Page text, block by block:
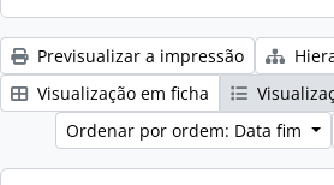
Previsualizar a impressão
Visualização em ficha
Ordenar por ordem: Data fim